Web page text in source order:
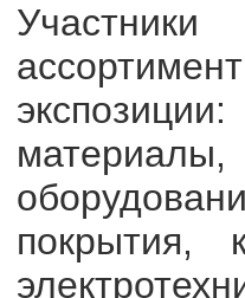
Участники
покрытия,